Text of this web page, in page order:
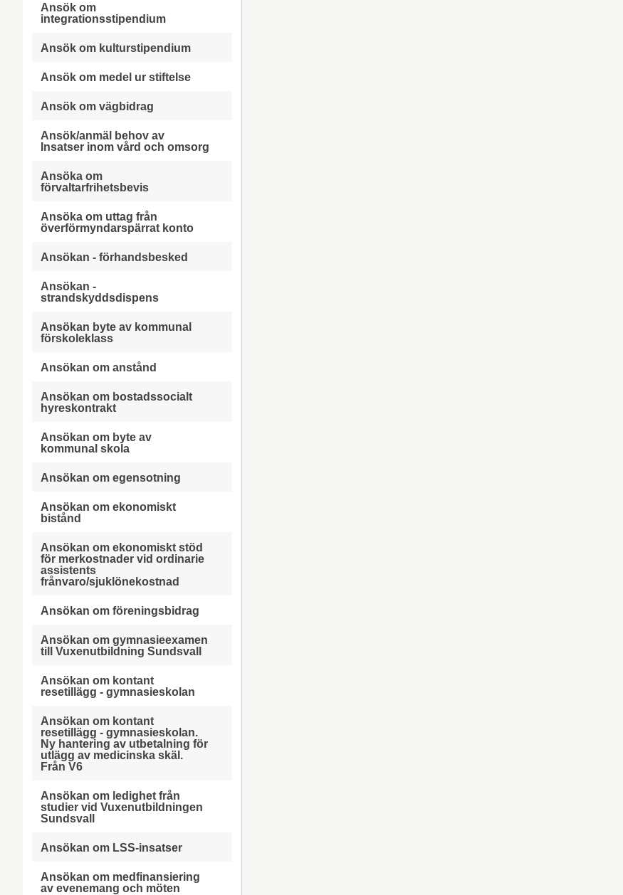
Ansök om
integrationsstipendium
Ansök om kulturstipendium
Ansök om medel ur stiftelse
Ansök om vägbidrag
Ansök/anmäl behov av
Insatser inom vård och omsorg
Ansöka om
förvaltarfrihetsbevis
Ansöka om uttag från
överförmyndarspärrat konto
Ansökan - förhandsbesked
Ansökan -
strandskyddsdispens
Ansökan byte av kommunal
förskoleklass
Ansökan om anstånd
Ansökan om bostadssocialt
hyreskontrakt
Ansökan om byte av
kommunal skola
Ansökan om egensotning
Ansökan om ekonomiskt
bistånd
Ansökan om ekonomiskt stöd
för merkostnader vid ordinarie
assistents
frånvaro/sjuklönekostnad
Ansökan om föreningsbidrag
Ansökan om gymnasieexamen
till Vuxenutbildning Sundsvall
Ansökan om kontant
resetillägg - gymnasieskolan
Ansökan om kontant
resetillägg - gymnasieskolan.
Ny hantering av utbetalning för
utlägg av medicinska skäl.
Från V6
Ansökan om ledighet från
studier vid Vuxenutbildningen
Sundsvall
Ansökan om LSS-insatser
Ansökan om medfinansiering
av evenemang och möten